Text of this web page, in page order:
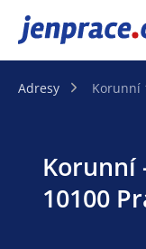
JenPráce.cz
Adresy Korunní
Korunní
10100